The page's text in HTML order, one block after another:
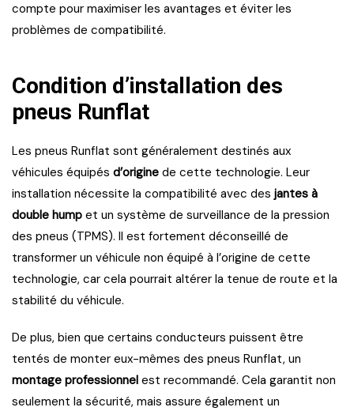
compte pour maximiser les avantages et éviter les
problèmes de compatibilité.
Condition d’installation des
pneus Runflat
Les pneus Runflat sont généralement destinés aux
véhicules équipés d’origine de cette technologie. Leur
installation nécessite la compatibilité avec des jantes à
double hump et un système de surveillance de la pression
des pneus (TPMS). Il est fortement déconseillé de
transformer un véhicule non équipé à l’origine de cette
technologie, car cela pourrait altérer la tenue de route et la
stabilité du véhicule.
De plus, bien que certains conducteurs puissent être
tentés de monter eux-mêmes des pneus Runflat, un
montage professionnel est recommandé. Cela garantit non
seulement la sécurité, mais assure également un